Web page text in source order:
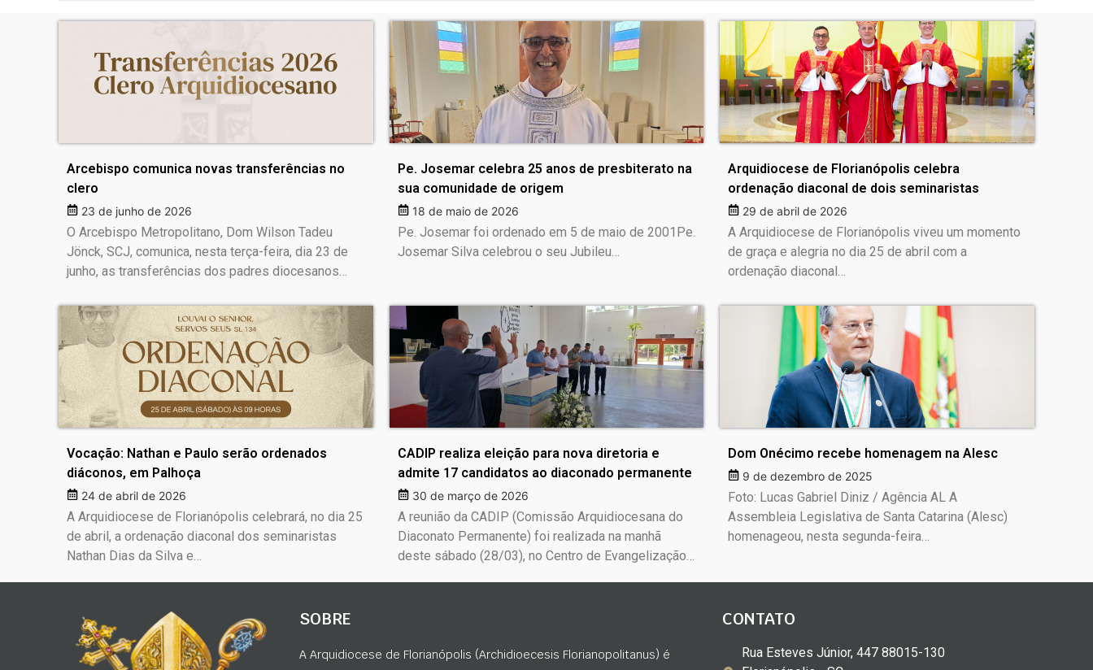
Arcebispo comunica novas transferências no
clero
23 de junho de 2026
O Arcebispo Metropolitano, Dom Wilson Tadeu
Jönck, SCJ, comunica, nesta terça-feira, dia 23 de
junho, as transferências dos padres diocesanos…
Pe. Josemar celebra 25 anos de presbiterato na
sua comunidade de origem
18 de maio de 2026
Pe. Josemar foi ordenado em 5 de maio de 2001Pe.
Josemar Silva celebrou o seu Jubileu…
Arquidiocese de Florianópolis celebra
ordenação diaconal de dois seminaristas
29 de abril de 2026
A Arquidiocese de Florianópolis viveu um momento
de graça e alegria no dia 25 de abril com a
ordenação diaconal…
Vocação: Nathan e Paulo serão ordenados
diáconos, em Palhoça
24 de abril de 2026
A Arquidiocese de Florianópolis celebrará, no dia 25
de abril, a ordenação diaconal dos seminaristas
Nathan Dias da Silva e…
CADIP realiza eleição para nova diretoria e
admite 17 candidatos ao diaconado permanente
30 de março de 2026
A reunião da CADIP (Comissão Arquidiocesana do
Diaconato Permanente) foi realizada na manhã
deste sábado (28/03), no Centro de Evangelização…
Dom Onécimo recebe homenagem na Alesc
9 de dezembro de 2025
Foto: Lucas Gabriel Diniz / Agência AL A
Assembleia Legislativa de Santa Catarina (Alesc)
homenageou, nesta segunda-feira…
SOBRE
A Arquidiocese de Florianópolis (Archidioecesis Florianopolitanus) é
CONTATO
Rua Esteves Júnior, 447 88015-130